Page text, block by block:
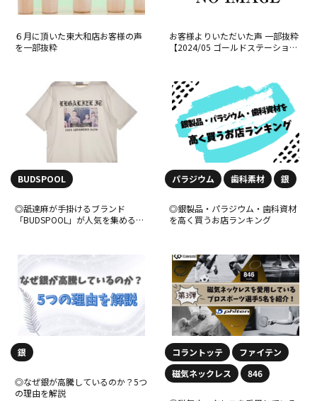
６月に頂いた東大和店お客様の声
を一部抜粋
お客様よりいただいた声 一部抜粋
【2024/05 ゴールドステーション
BUDSPOOL
◎舐達麻が手掛けるブランド
「BUDSPOOL」が人気を集める理
パラジウム 歯科素材 銀
◎銀製品・パラジウム・歯科資材
を高く買うお店ランキング
銀
◎なぜ銀が高騰しているのか？5つ
の理由を解説
コラントッテ
ファイテン
磁気ネックレス
846